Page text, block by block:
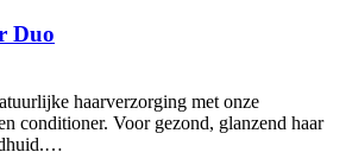
Duo
haarverzorging met onze
conditioner. Voor gezond, glanzend haar